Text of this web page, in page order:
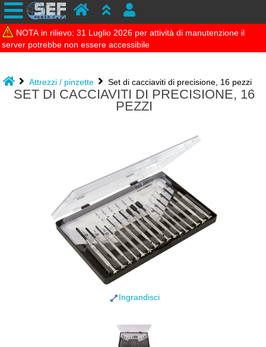
server potrebbe non essere accessibile
Attrezzi / pinzette Set di cacciaviti di precisione, 16 pezzi
SET DI CACCIAVITI DI PRECISIONE, 16
PEZZI
Ingrandisci